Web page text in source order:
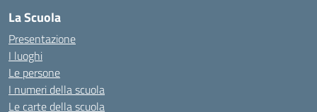
La Scuola
Presentazione
I luoghi
Le persone
I numeri della scuola
Le carte della scuola